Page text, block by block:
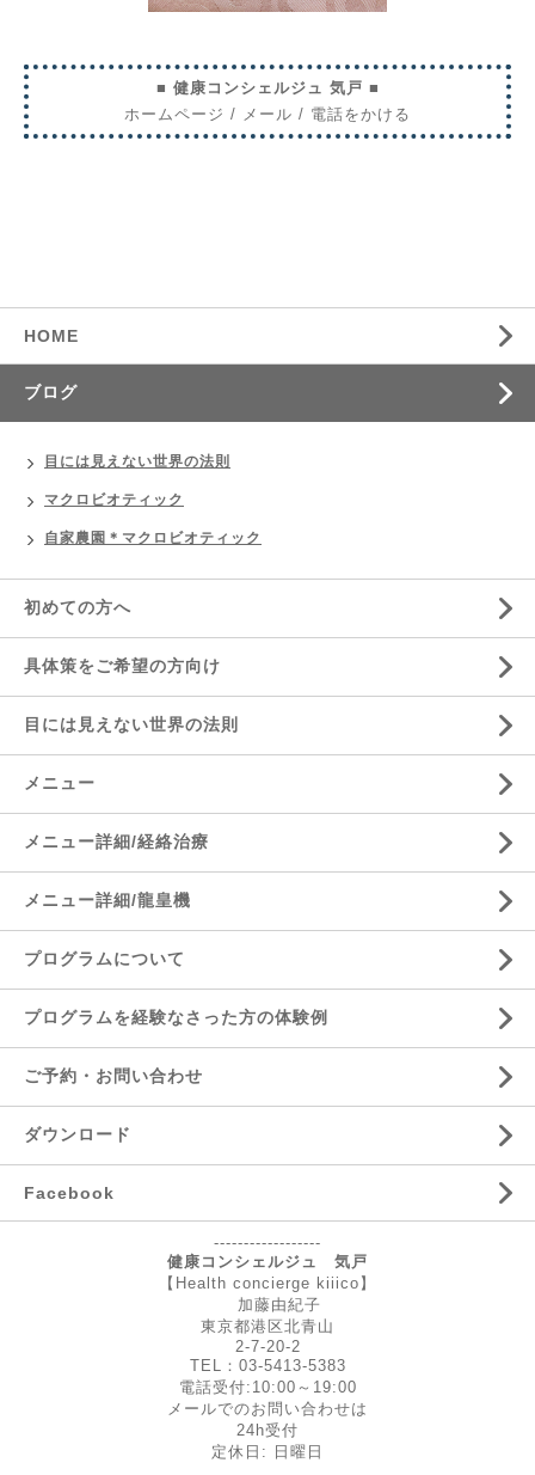
■ 健康コンシェルジュ 気戸 ■
ホームページ / メール / 電話をかける
HOME
ブログ
目には見えない世界の法則
マクロビオティック
自家農園＊マクロビオティック
初めての方へ
具体策をご希望の方向け
目には見えない世界の法則
メニュー
メニュー詳細/経絡治療
メニュー詳細/龍皇機
プログラムについて
プログラムを経験なさった方の体験例
ご予約・お問い合わせ
ダウンロード
Facebook
------------------
健康コンシェルジュ 気戸
【Health concierge kiiico】
加藤由紀子
東京都港区北青山
2-7-20-2
TEL：03-5413-5383
電話受付:10:00～19:00
メールでのお問い合わせは
24h受付
定休日: 日曜日